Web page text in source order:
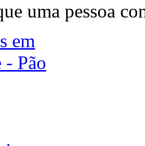
uma pessoa